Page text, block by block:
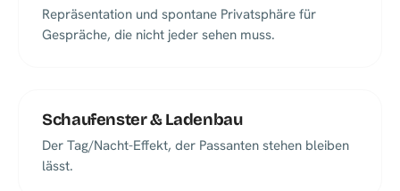
Repräsentation und spontane Privatsphäre für
Gespräche, die nicht jeder sehen muss.
Schaufenster & Ladenbau
Der Tag/Nacht-Effekt, der Passanten stehen bleiben
lässt.